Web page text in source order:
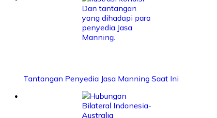
Tantangan Penyedia Jasa Manning Saat Ini